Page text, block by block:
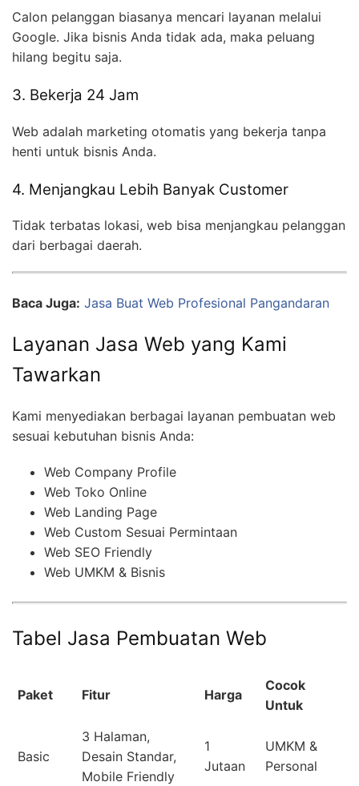
Calon pelanggan biasanya mencari layanan melalui
Google. Jika bisnis Anda tidak ada, maka peluang
hilang begitu saja.
3. Bekerja 24 Jam
Web adalah marketing otomatis yang bekerja tanpa
henti untuk bisnis Anda.
4. Menjangkau Lebih Banyak Customer
Tidak terbatas lokasi, web bisa menjangkau pelanggan
dari berbagai daerah.
Baca Juga: Jasa Buat Web Profesional Pangandaran
Layanan Jasa Web yang Kami
Tawarkan
Kami menyediakan berbagai layanan pembuatan web
sesuai kebutuhan bisnis Anda:
Web Company Profile
Web Toko Online
Web Landing Page
Web Custom Sesuai Permintaan
Web SEO Friendly
Web UMKM & Bisnis
Tabel Jasa Pembuatan Web
Paket Fitur Harga
Cocok
Untuk
Basic
3 Halaman,
Desain Standar,
Mobile Friendly
1
Jutaan
UMKM &
Personal